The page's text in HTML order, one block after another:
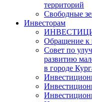
территорий
Свободные
Инвесторам
Обращение к
Совет по
развитию
в городе